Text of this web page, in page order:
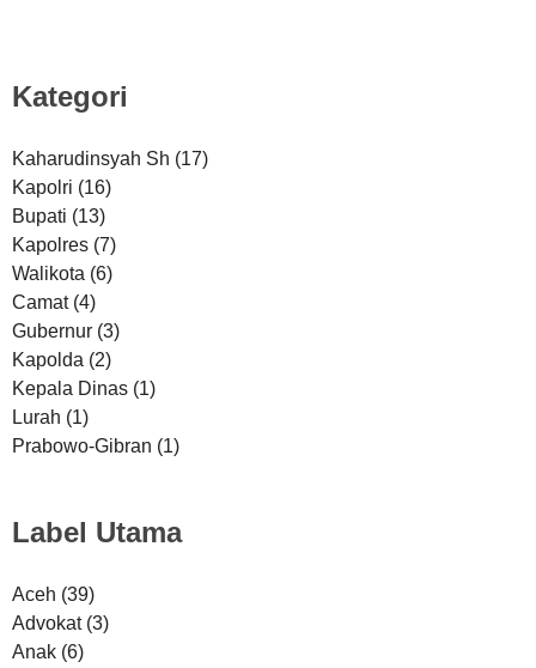
Kategori
Kaharudinsyah Sh (17)
Kapolri (16)
Bupati (13)
Kapolres (7)
Walikota (6)
Camat (4)
Gubernur (3)
Kapolda (2)
Kepala Dinas (1)
Lurah (1)
Prabowo-Gibran (1)
Label Utama
Aceh (39)
Advokat (3)
Anak (6)